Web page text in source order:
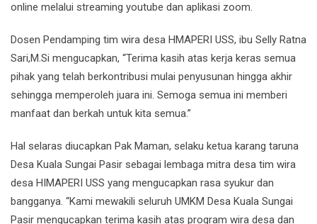
online melalui streaming youtube dan aplikasi zoom.
Dosen Pendamping tim wira desa HMAPERI USS, ibu Selly Ratna
Sari,M.Si mengucapkan, “Terima kasih atas kerja keras semua
pihak yang telah berkontribusi mulai penyusunan hingga akhir
sehingga memperoleh juara ini. Semoga semua ini memberi
manfaat dan berkah untuk kita semua.”
Hal selaras diucapkan Pak Maman, selaku ketua karang taruna
Desa Kuala Sungai Pasir sebagai lembaga mitra desa tim wira
desa HIMAPERI USS yang mengucapkan rasa syukur dan
bangganya. “Kami mewakili seluruh UMKM Desa Kuala Sungai
Pasir mengucapkan terima kasih atas program wira desa dan